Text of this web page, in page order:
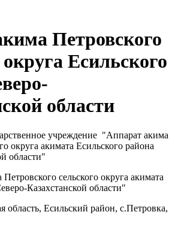
Петровского
округа Есильского
области
учреждение "Аппарат акима
округа акимата Есильского района
области"
сельского округа акимата
Казахстанской области"
область, Есильский район, с.Петровка,